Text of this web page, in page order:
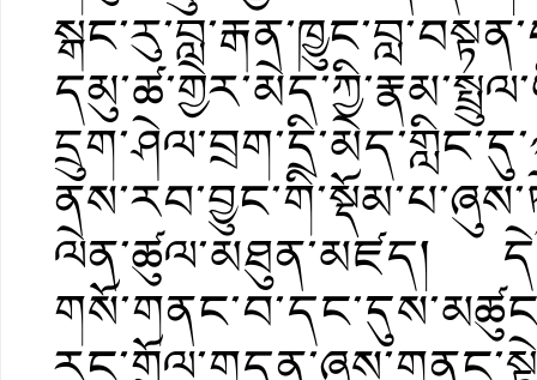
ལེན་ཚུལ་མཐུན་མཛད།